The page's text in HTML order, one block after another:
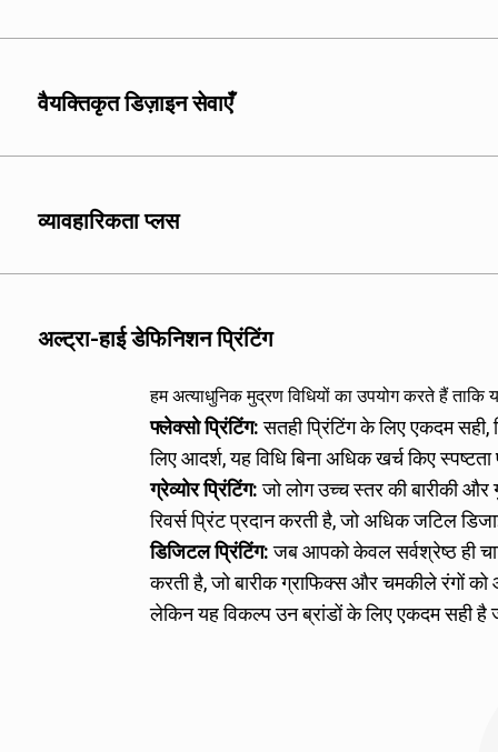
जैसे कि तैयार खाने योग्य
पैकेजिंग की आवश्यकता
वैयक्तिकृत डिज़ाइन सेवाएँ
व्यावहारिकता प्लस
अल्ट्रा-हाई डेफिनिशन प्रिंटिंग
हम अत्याधुनिक मुद्रण विधियों का उपयोग करते हैं
फ्लेक्सो प्रिंटिंग:सतही प्रिंटिंग के लिए एकदम
लिए आदर्श, यह विधि बिना अधिक खर्च किए
ग्रेव्योर प्रिंटिंग:जो लोग उच्च स्तर की बारीकी और
रिवर्स प्रिंट प्रदान करती है, जो अधिक जटिल
डिजिटल प्रिंटिंग:जब आपको केवल सर्वश्रेष्ठ ही
करती है, जो बारीक ग्राफिक्स और चमकीले रंगों
लेकिन यह विकल्प उन ब्रांडों के लिए एकदम सही है